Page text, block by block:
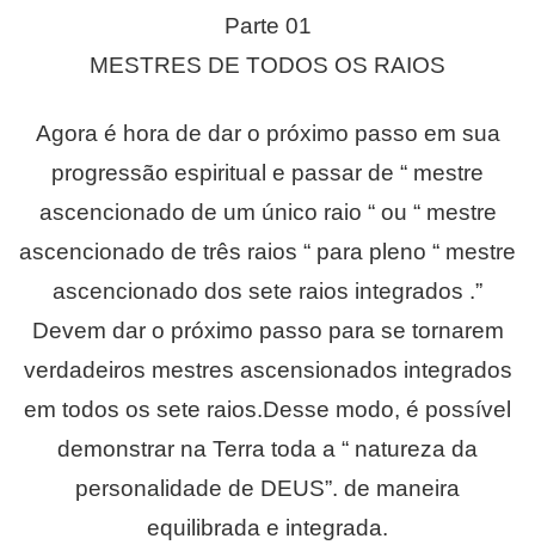
Parte 01
MESTRES DE TODOS OS RAIOS
Agora é hora de dar o próximo passo em sua
progressão espiritual e passar de “ mestre
ascencionado de um único raio “ ou “ mestre
ascencionado de três raios “ para pleno “ mestre
ascencionado dos sete raios integrados .”
Devem dar o próximo passo para se tornarem
verdadeiros mestres ascensionados integrados
em todos os sete raios.Desse modo, é possível
demonstrar na Terra toda a “ natureza da
personalidade de DEUS”. de maneira
equilibrada e integrada.